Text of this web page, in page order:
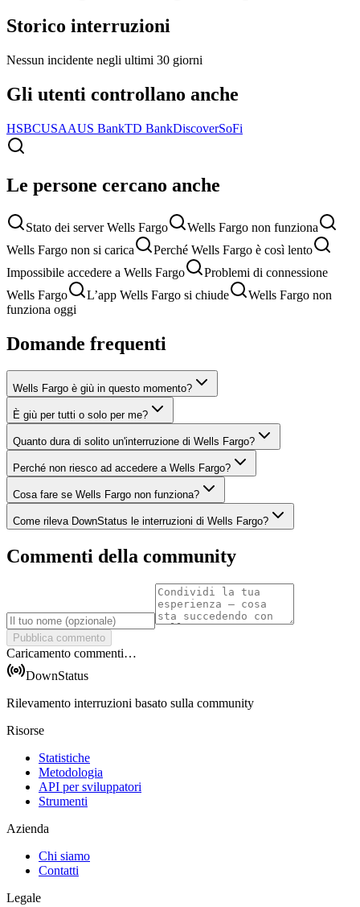
Storico interruzioni
Nessun incidente negli ultimi 30 giorni
Gli utenti controllano anche
HSBCUSAAUS BankTD BankDiscoverSoFi
Le persone cercano anche
Stato dei server Wells Fargo
Wells Fargo non funziona
Wells Fargo non si carica
Perché Wells Fargo è così lento
Impossibile accedere a Wells Fargo
Problemi di connessione
Wells Fargo
L’app Wells Fargo si chiude
Wells Fargo non
funziona oggi
Domande frequenti
Wells Fargo è giù in questo momento?
È giù per tutti o solo per me?
Quanto dura di solito un'interruzione di Wells Fargo?
Perché non riesco ad accedere a Wells Fargo?
Cosa fare se Wells Fargo non funziona?
Come rileva DownStatus le interruzioni di Wells Fargo?
Commenti della community
Pubblica commento
Caricamento commenti…
DownStatus
Rilevamento interruzioni basato sulla community
Risorse
Statistiche
Metodologia
API per sviluppatori
Strumenti
Azienda
Chi siamo
Contatti
Legale